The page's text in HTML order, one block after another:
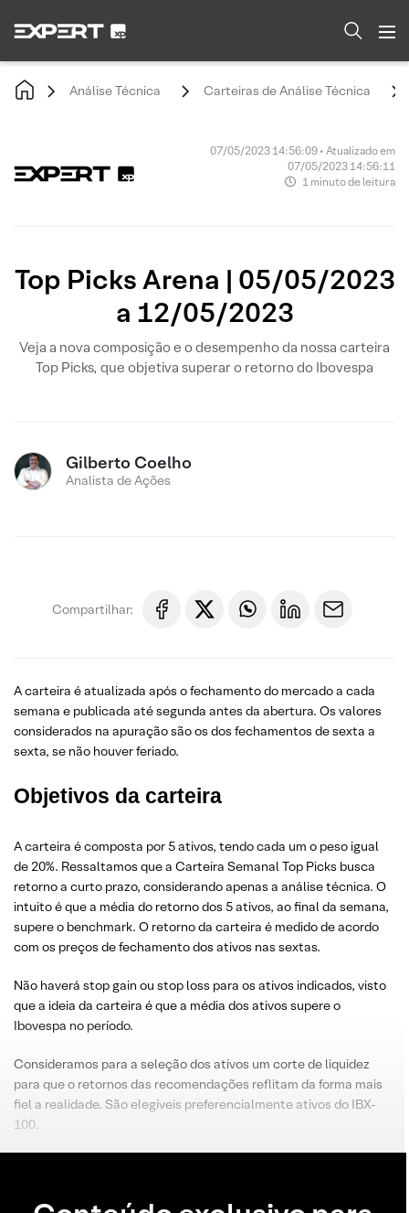
Análise Técnica Carteiras de Análise Técnica
07/05/2023 14:56:09 • Atualizado em
07/05/2023 14:56:11
1 minuto de leitura
Top Picks Arena | 05/05/2023
a 12/05/2023
Veja a nova composição e o desempenho da nossa carteira
Top Picks, que objetiva superar o retorno do Ibovespa
Gilberto Coelho
Analista de Ações
Compartilhar:
A carteira é atualizada após o fechamento do mercado a cada
semana e publicada até segunda antes da abertura. Os valores
considerados na apuração são os dos fechamentos de sexta a
sexta, se não houver feriado.
Objetivos da carteira
A carteira é composta por 5 ativos, tendo cada um o peso igual
de 20%. Ressaltamos que a Carteira Semanal Top Picks busca
retorno a curto prazo, considerando apenas a análise técnica. O
intuito é que a média do retorno dos 5 ativos, ao final da semana,
supere o benchmark. O retorno da carteira é medido de acordo
com os preços de fechamento dos ativos nas sextas.
Não haverá stop gain ou stop loss para os ativos indicados, visto
que a ideia da carteira é que a média dos ativos supere o
Ibovespa no período.
Consideramos para a seleção dos ativos um corte de liquidez
para que o retornos das recomendações reflitam da forma mais
fiel a realidade. São elegíveis preferencialmente ativos do IBX-
100.